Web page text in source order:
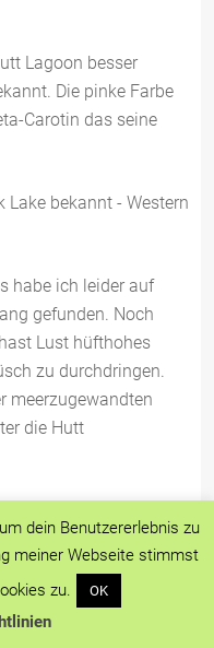
Lagoon besser
Die pinke Farbe
Carotin das seine
habe ich leider auf
gefunden. Noch
Lust hüfthohes
zu durchdringen.
meerzugewandten
die Hutt
Grey Drive zu
Richtung Kalbarri.
– außer du
dein Benutzererlebnis zu
meiner Webseite stimmst
zu.
OK